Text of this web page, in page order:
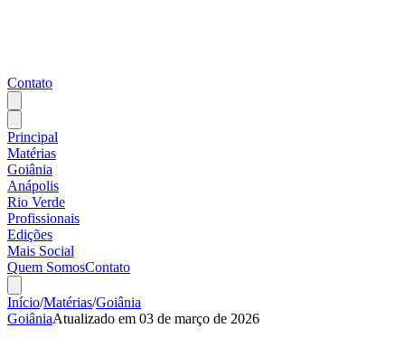
Contato
Principal
Matérias
Goiânia
Anápolis
Rio Verde
Profissionais
Edições
Mais Social
Quem SomosContato
Início/Matérias/Goiânia
GoiâniaAtualizado em 03 de março de 2026